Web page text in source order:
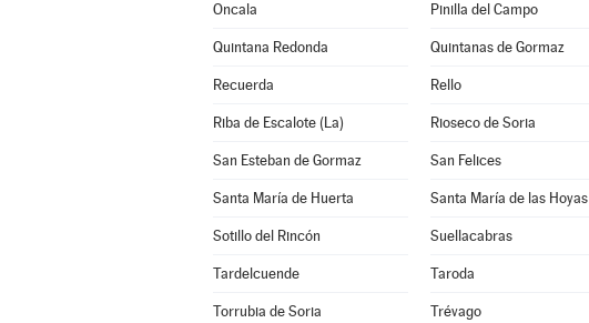
Oncala Pinilla del Campo
Quintana Redonda Quintanas de Gormaz
Recuerda Rello
Riba de Escalote (La) Rioseco de Soria
San Esteban de Gormaz San Felices
Santa María de Huerta Santa María de las Hoyas
Sotillo del Rincón Suellacabras
Tardelcuende Taroda
Torrubia de Soria Trévago